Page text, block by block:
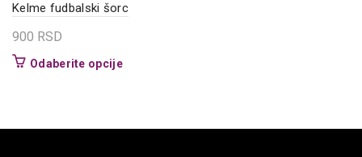
Kelme fudbalski šorc
900 RSD
Odaberite opcijeOvaj